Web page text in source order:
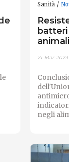
Sanità
21-Mar-2023
negli